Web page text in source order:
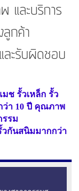
และบริการ
กค้า
ะรับผิดชอบ
มช รั้วเหล็ก รั้ว
ว่า 10 ปี คุณภาพ
รรม
วกันสนิมมากกว่า